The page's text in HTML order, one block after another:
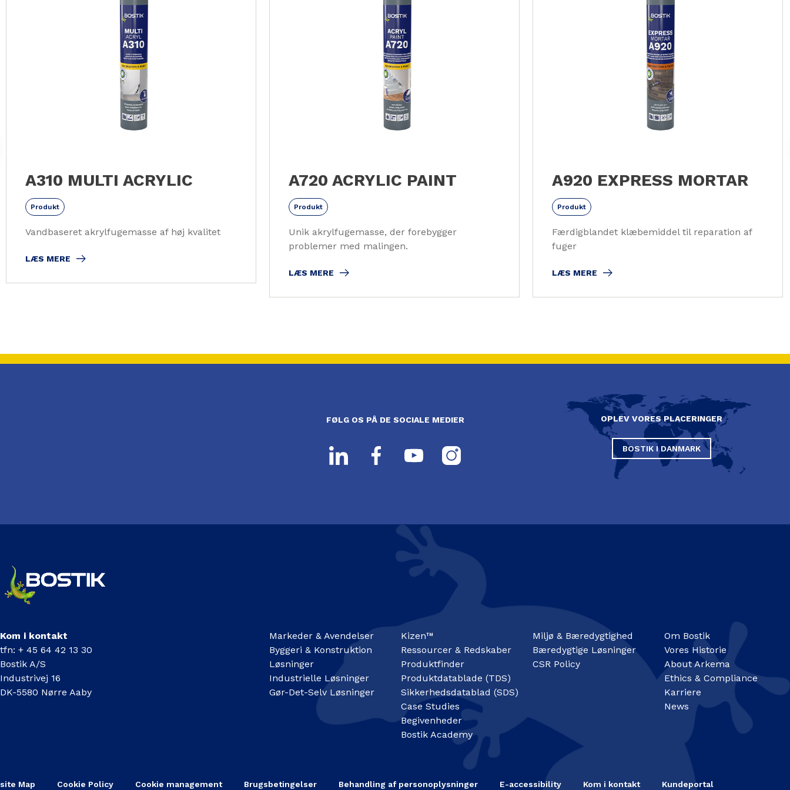
A310 MULTI ACRYLIC
Produkt
Vandbaseret akrylfugemasse af høj kvalitet
LÆS MERE
A720 ACRYLIC PAINT
Produkt
Unik akrylfugemasse, der forebygger
problemer med malingen.
LÆS MERE
A920 EXPRESS MORTAR
Produkt
Færdigblandet klæbemiddel til reparation af
fuger
LÆS MERE
FØLG OS PÅ DE SOCIALE MEDIER OPLEV VORES PLACERINGER
BOSTIK I DANMARK
Kom i kontakt
tfn: + 45 64 42 13 30
Bostik A/S
Industrivej 16
DK-5580 Nørre Aaby
Markeder & Avendelser
Byggeri & Konstruktion
Løsninger
Industrielle Løsninger
Gør-Det-Selv Løsninger
Kizen™
Ressourcer & Redskaber
Produktfinder
Produktdatablade (TDS)
Sikkerhedsdatablad (SDS)
Case Studies
Begivenheder
Bostik Academy
Miljø & Bæredygtighed
Bæredygtige Løsninger
CSR Policy
Om Bostik
Vores Historie
About Arkema
Ethics & Compliance
Karriere
News
site Map Cookie Policy Cookie management Brugsbetingelser Behandling af personoplysninger E-accessibility Kom i kontakt Kundeportal